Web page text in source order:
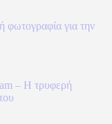
φωτογραφία για την
– Η τρυφερή